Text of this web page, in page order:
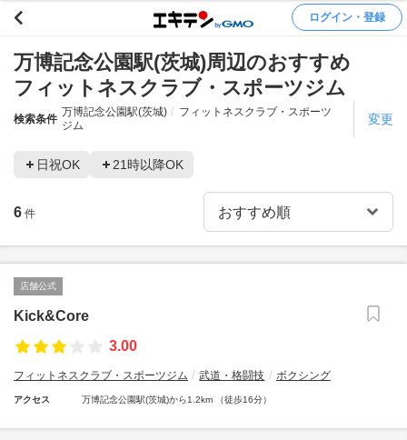
ログイン・登録
万博記念公園駅(茨城)周辺のおすすめ
フィットネスクラブ・スポーツジム
検索条件
万博記念公園駅(茨城)
フィットネスクラブ・スポーツ
ジム
変更
日祝OK 21時以降OK
6 件
店舗公式
Kick&Core
3.00
フィットネスクラブ・スポーツジム 武道・格闘技 ボクシング
アクセス 万博記念公園駅(茨城)から1.2km （徒歩16分）